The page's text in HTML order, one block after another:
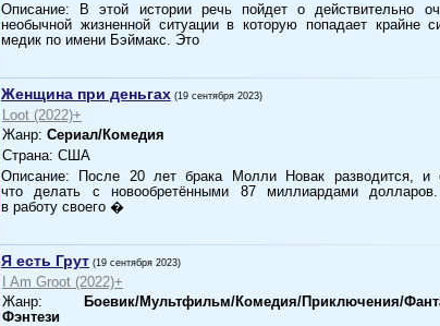
Описание: В этой истории речь пойдет о действительно
необычной жизненной ситуации в которую попадает крайне
медик по имени Бэймакс. Это
Женщина при деньгах (19 сентября 2023)
Loot (2022)+
Жанр: Сериал/Комедия
Страна: США
Описание: После 20 лет брака Молли Новак разводится, и
что делать с новообретёнными 87 миллиардами
в работу своего �
Я есть Грут (19 сентября 2023)
I Am Groot (2022)+
Жанр:
Боевик/Мультфильм/Комедия/Приключения/
Фэнтези